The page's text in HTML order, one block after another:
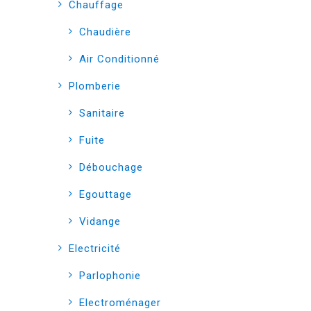
Chauffage
Chaudière
Air Conditionné
Plomberie
Sanitaire
Fuite
Débouchage
Egouttage
Vidange
Electricité
Parlophonie
Electroménager